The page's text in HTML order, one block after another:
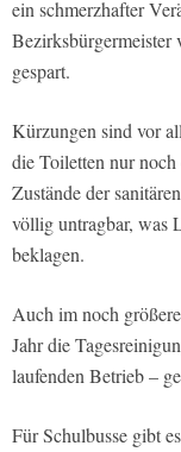
ein schmerzhafter
Bezirksbürgermeister
gespart.
Kürzungen sind vor
die Toiletten nur
Zustände der
völlig untragbar, was
beklagen.
Auch im noch
Jahr die
laufenden Betrieb –
Für Schulbusse gibt